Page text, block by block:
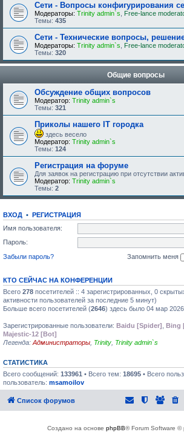
Сети - Вопросы конфигурирования
Модераторы: Trinity admin`s
Free-lance
Темы: 435
Сети - Технические вопросы,
Модераторы: Trinity admin`s
Free-lance
Темы: 320
Общие вопросы
Обсуждение общих вопросов
Модератор: Trinity admin`s
Темы: 321
Приколы нашего IT городка
здесь весело
Модератор: Trinity admin`s
Темы: 124
Регистрация на форуме
Для заявок на регистрацию при отсутствии
Модератор: Trinity admin`s
Темы: 2
ВХОД • РЕГИСТРАЦИЯ
Имя пользователя:
Пароль:
Забыли пароль?
Запомнить меня
КТО СЕЙЧАС НА КОНФЕРЕНЦИИ
Всего 278 посетителей :: 4 зарегистрированных, 0
активности пользователей за последние 5 минут)
Больше всего посетителей (2646) здесь было 04 мар
Зарегистрированные пользователи: Baidu [Spider] Bing
Majestic-12 [Bot]
Легенда: Администраторы Trinity Trinity admin`s
СТАТИСТИКА
Всего сообщений: 133961 • Всего тем: 18695 • Всего
пользователь: msamoilov
Список форумов
Создано на основе phpBB® Forum Software ©